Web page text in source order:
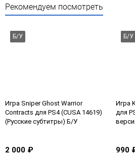
Рекомендуем посмотреть
Б/У
Игра Sniper Ghost Warrior
Contracts для PS4 (CUSA 14619)
(Русские субтитры) Б/У
2 000 ₽
Б/У
Игра
для
990